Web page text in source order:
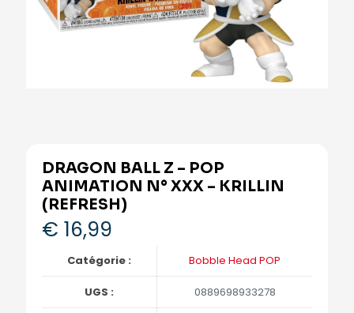
DRAGON BALL Z – POP
ANIMATION N° XXX – KRILLIN
(REFRESH)
€ 16,99
Catégorie : Bobble Head POP
UGS : 0889698933278